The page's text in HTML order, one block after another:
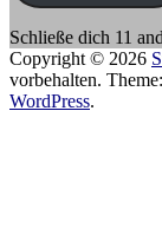
Schließe dich 11
Copyright © 2026
vorbehalten. Theme:
WordPress.